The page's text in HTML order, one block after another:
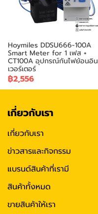
Hoymiles DDSU666-100A
Smart Meter for 1 เฟส +
CT100A อุปกรณ์กันไฟย้อนอิน
เวอร์เตอร์
฿2,556
เกี่ยวกับเรา
เกี่ยวกับเรา
ข่าวสารและกิจกรรม
แบรนด์สินค้าที่เรามี
สินค้าทั้งหมด
ขายสินค้าให้เรา